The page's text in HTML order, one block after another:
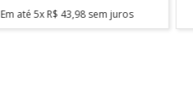
Em até5xR$ 43,98sem juros